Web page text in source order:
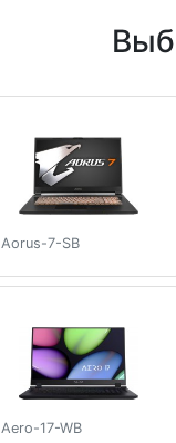
Aorus-7-SB
Aero-17-WB